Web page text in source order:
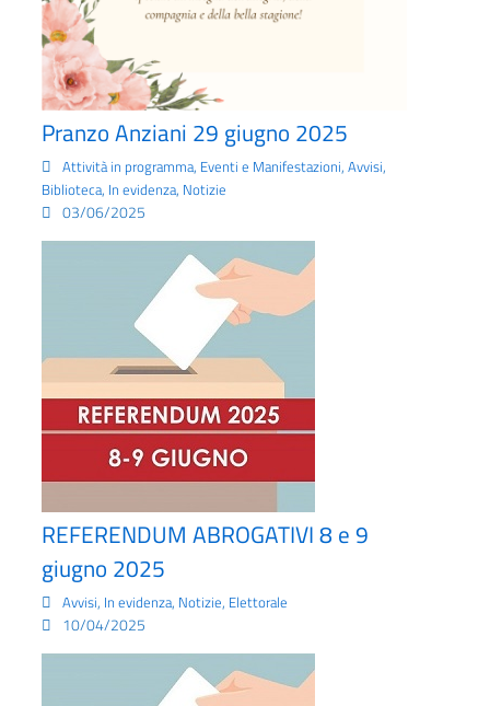
Pranzo Anziani 29 giugno 2025
Attività in programma, Eventi e Manifestazioni, Avvisi,
Biblioteca, In evidenza, Notizie
03/06/2025
REFERENDUM ABROGATIVI 8 e 9
giugno 2025
Avvisi, In evidenza, Notizie, Elettorale
10/04/2025